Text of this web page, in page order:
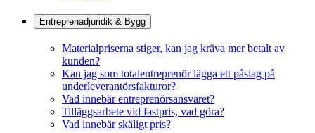
Entreprenadjuridik & Bygg
Materialpriserna stiger, kan jag kräva mer betalt av
kunden?
Kan jag som totalentreprenör lägga ett påslag på
underleverantörsfakturor?
Vad innebär entreprenörsansvaret?
Tilläggsarbete vid fastpris, vad göra?
Vad innebär skäligt pris?